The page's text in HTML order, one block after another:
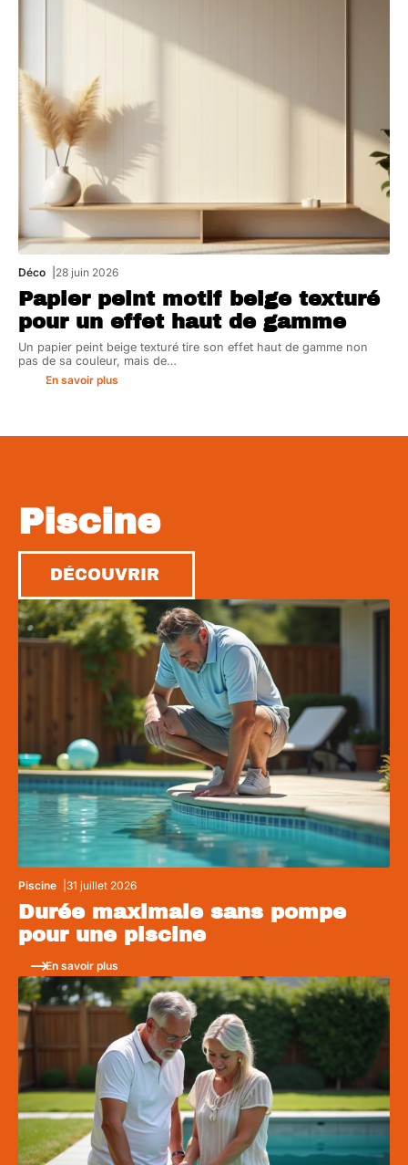
Déco 28 juin 2026
Papier peint motif beige texturé
pour un effet haut de gamme
Un papier peint beige texturé tire son effet haut de gamme non
pas de sa couleur, mais de…
En savoir plus
Piscine
DÉCOUVRIR
Piscine 31 juillet 2026
Durée maximale sans pompe
pour une piscine
En savoir plus